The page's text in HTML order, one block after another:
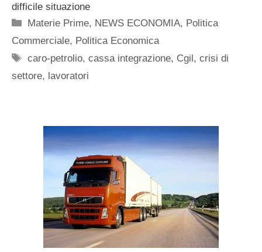
difficile situazione
Categorie
Materie Prime, NEWS ECONOMIA, Politica
Commerciale, Politica Economica
Tag
caro-petrolio,cassa integrazione, Cgil,crisi di
settore, lavoratori